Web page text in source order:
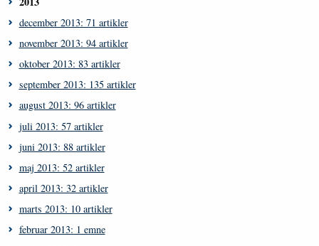
december 2013: 71 artikler
november 2013: 94 artikler
oktober 2013: 83 artikler
september 2013: 135 artikler
august 2013: 96 artikler
juli 2013: 57 artikler
juni 2013: 88 artikler
maj 2013: 52 artikler
april 2013: 32 artikler
marts 2013: 10 artikler
februar 2013: 1 emne